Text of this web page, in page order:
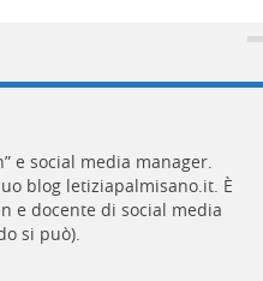
e social media manager.
blog letiziapalmisano.it. È
e docente di social media
si può).